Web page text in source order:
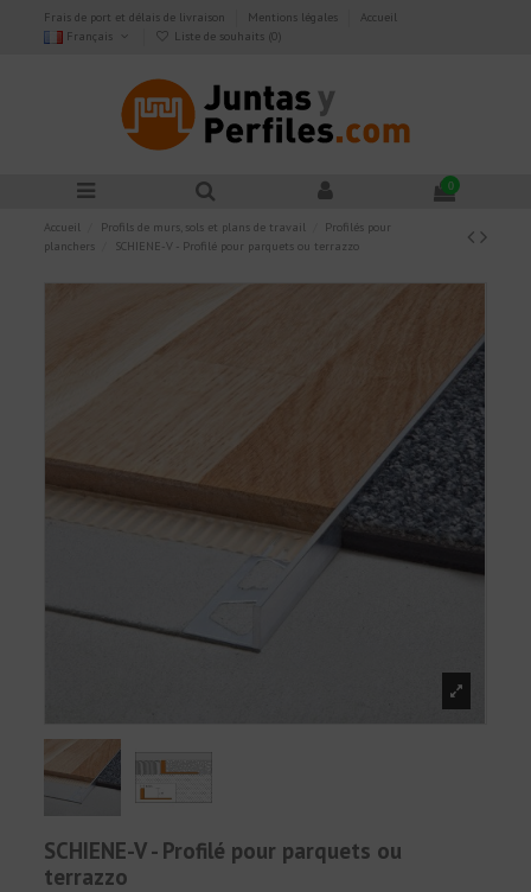
Frais de port et délais de livraison Mentions légales
Accueil
Français
Liste de souhaits (0)
0
Accueil Profils de murs, sols et plans de travail
Profilés pour
planchers
SCHIENE-V - Profilé pour parquets ou terrazzo
SCHIENE-V - Profilé pour parquets ou
terrazzo